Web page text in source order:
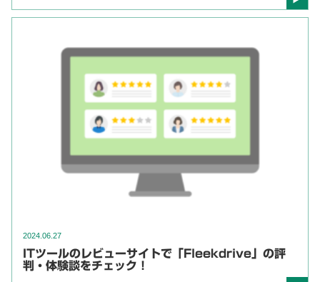
2024.06.27
ITツールのレビューサイトで「Fleekdrive」の評
判・体験談をチェック！